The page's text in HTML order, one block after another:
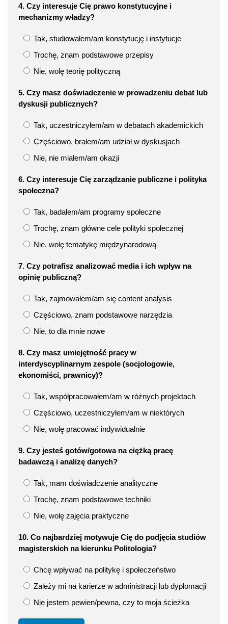
4. Czy interesuje Cię prawo konstytucyjne i
mechanizmy władzy?
Tak, studiowałem/am konstytucję i instytucje
Trochę, znam podstawowe przepisy
Nie, wolę teorię polityczną
5. Czy masz doświadczenie w prowadzeniu debat lub
dyskusji publicznych?
Tak, uczestniczyłem/am w debatach akademickich
Częściowo, brałem/am udział w dyskusjach
Nie, nie miałem/am okazji
6. Czy interesuje Cię zarządzanie publiczne i polityka
społeczna?
Tak, badałem/am programy społeczne
Trochę, znam główne cele polityki społecznej
Nie, wolę tematykę międzynarodową
7. Czy potrafisz analizować media i ich wpływ na
opinię publiczną?
Tak, zajmowałem/am się content analysis
Częściowo, znam podstawowe narzędzia
Nie, to dla mnie nowe
8. Czy masz umiejętność pracy w
interdyscyplinarnym zespole (socjologowie,
ekonomiści, prawnicy)?
Tak, współpracowałem/am w różnych projektach
Częściowo, uczestniczyłem/am w niektórych
Nie, wolę pracować indywidualnie
9. Czy jesteś gotów/gotowa na ciężką pracę
badawczą i analizę danych?
Tak, mam doświadczenie analityczne
Trochę, znam podstawowe techniki
Nie, wolę zajęcia praktyczne
10. Co najbardziej motywuje Cię do podjęcia studiów
magisterskich na kierunku Politologia?
Chcę wpływać na politykę i społeczeństwo
Zależy mi na karierze w administracji lub dyplomacji
Nie jestem pewien/pewna, czy to moja ścieżka